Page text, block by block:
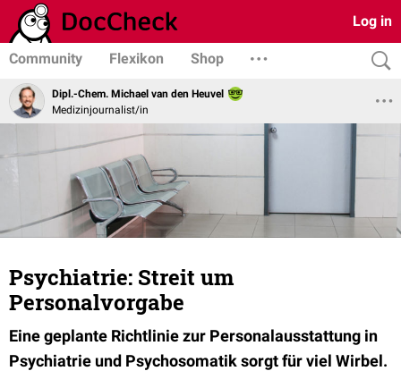
Log in
Community Flexikon Shop
Dipl.-Chem. Michael van den Heuvel
Medizinjournalist/in
Psychiatrie: Streit um
Personalvorgabe
Eine geplante Richtlinie zur Personalausstattung in
Psychiatrie und Psy­cho­somatik sorgt für viel Wirbel.